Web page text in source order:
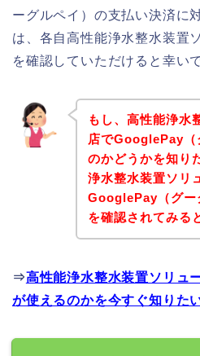
ーグルペイ）の支払い決済に
は、各自高性能浄水整水装置
を確認していただけると幸い
もし、高性能浄水
店でGooglePay（
のかどうかを知り
浄水整水装置ソリ
GooglePay（グー
を確認されてみる
⇒高性能浄水整水装置ソリュ
が使えるのかを今すぐ知りた